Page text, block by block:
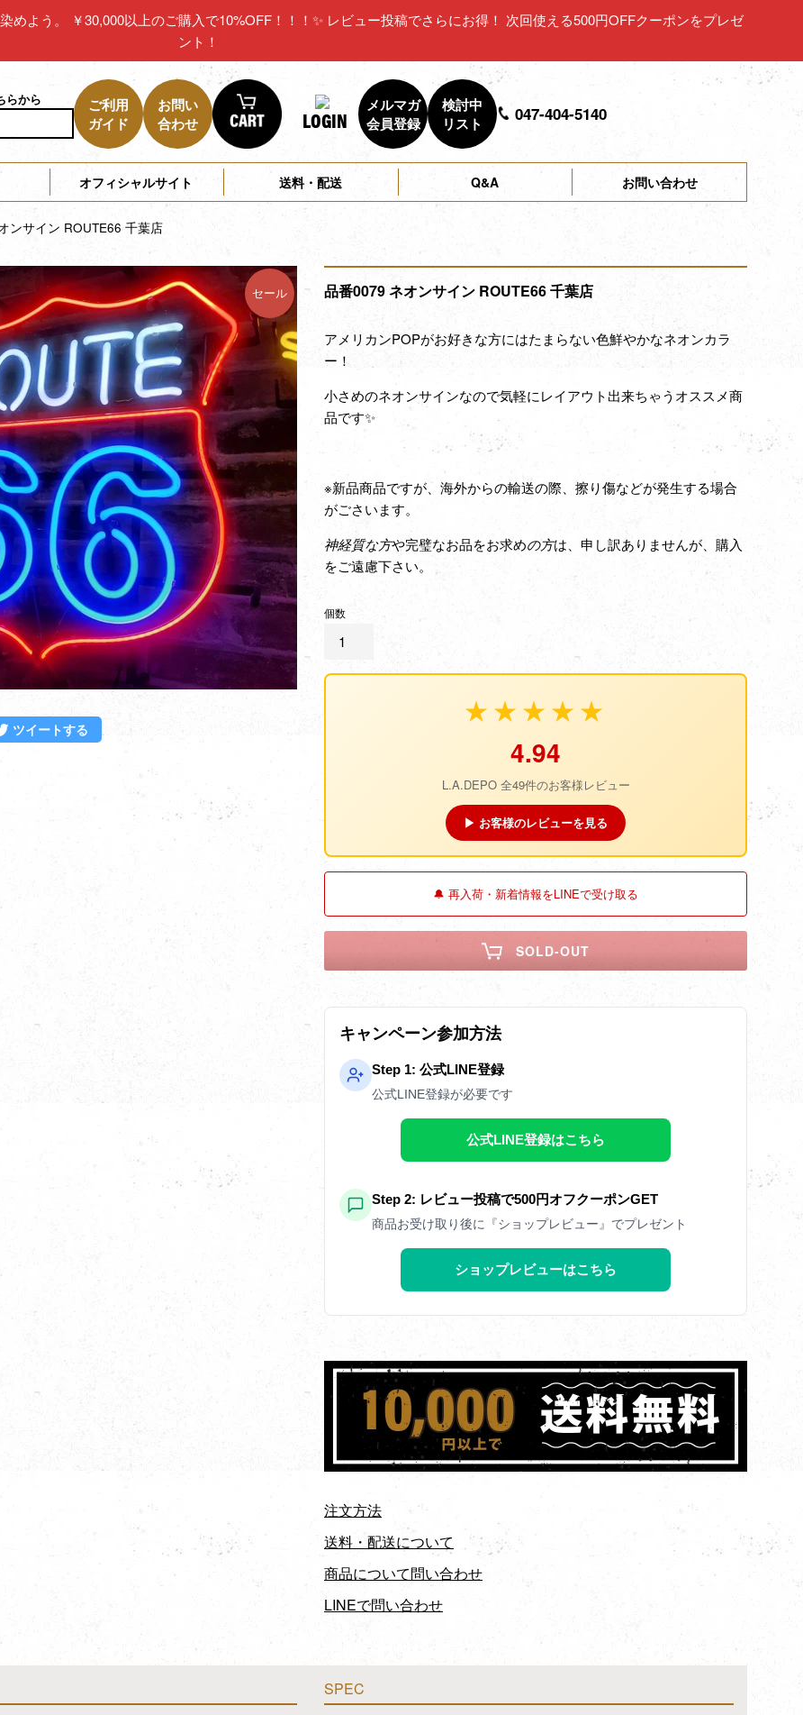
めよう。 ￥30,000以上のご購入で10%OFF！！！✨ レビュー投稿でさらにお得！ 次回使える500円OFFクーポンをプレゼ
ント！
らから
ご利用
ガイド
お問い
合わせ
LOGIN
メルマガ
会員登録
検討中
リスト
047-404-5140
オフィシャルサイト 送料・配送 Q&A お問い合わせ
ンサイン ROUTE66 千葉店
セール
でシェアする
ツイートする
品番0079 ネオンサイン ROUTE66 千葉店
アメリカンPOPがお好きな方にはたまらない色鮮やかなネオンカラ
ー！
小さめのネオンサインなので気軽にレイアウト出来ちゃうオススメ商
品です✨
※新品商品ですが、海外からの輸送の際、擦り傷などが発生する場合
がごさいます。
神経質な方や完璧なお品をお求めの方は、申し訳ありませんが、購入
をご遠慮下さい。
個数
★★★★★
4.94
L.A.DEPO 全49件のお客様レビュー
▶ お客様のレビューを見る
🔔 再入荷・新着情報をLINEで受け取る
SOLD-OUT
キャンペーン参加方法
Step 1: 公式LINE登録
公式LINE登録が必要です
公式LINE登録はこちら
Step 2: レビュー投稿で500円オフクーポンGET
商品お受け取り後に『ショップレビュー』でプレゼント
ショップレビューはこちら
注文方法
送料・配送について
商品について問い合わせ
LINEで問い合わせ
SPEC